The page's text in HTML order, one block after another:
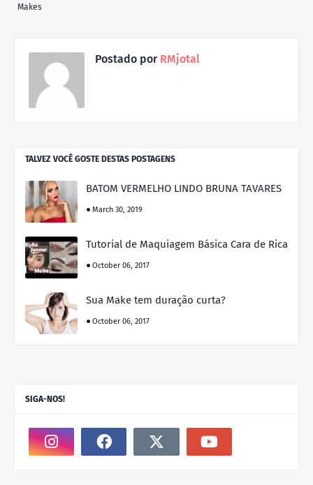
Makes
Postado porRMjotal
TALVEZ VOCÊ GOSTE DESTAS POSTAGENS
BATOM VERMELHO LINDO BRUNA TAVARES
March 30, 2019
Tutorial de Maquiagem Básica Cara de Rica
October 06, 2017
Sua Make tem duração curta?
October 06, 2017
SIGA-NOS!